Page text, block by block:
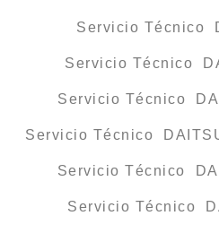
Servicio Técnico
Servicio Técnico
Servicio Técnico
Servicio Técnico
Servicio Técnico
Servicio Técnico